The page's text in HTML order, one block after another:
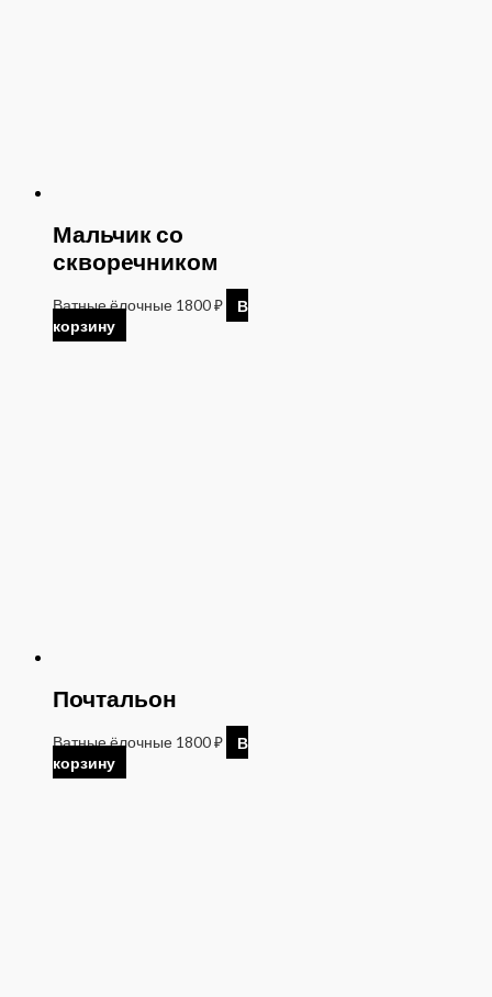
Мальчик со
скворечником
Ватные ёлочные 1800₽
В
корзину
Почтальон
Ватные ёлочные 1800₽
В
корзину